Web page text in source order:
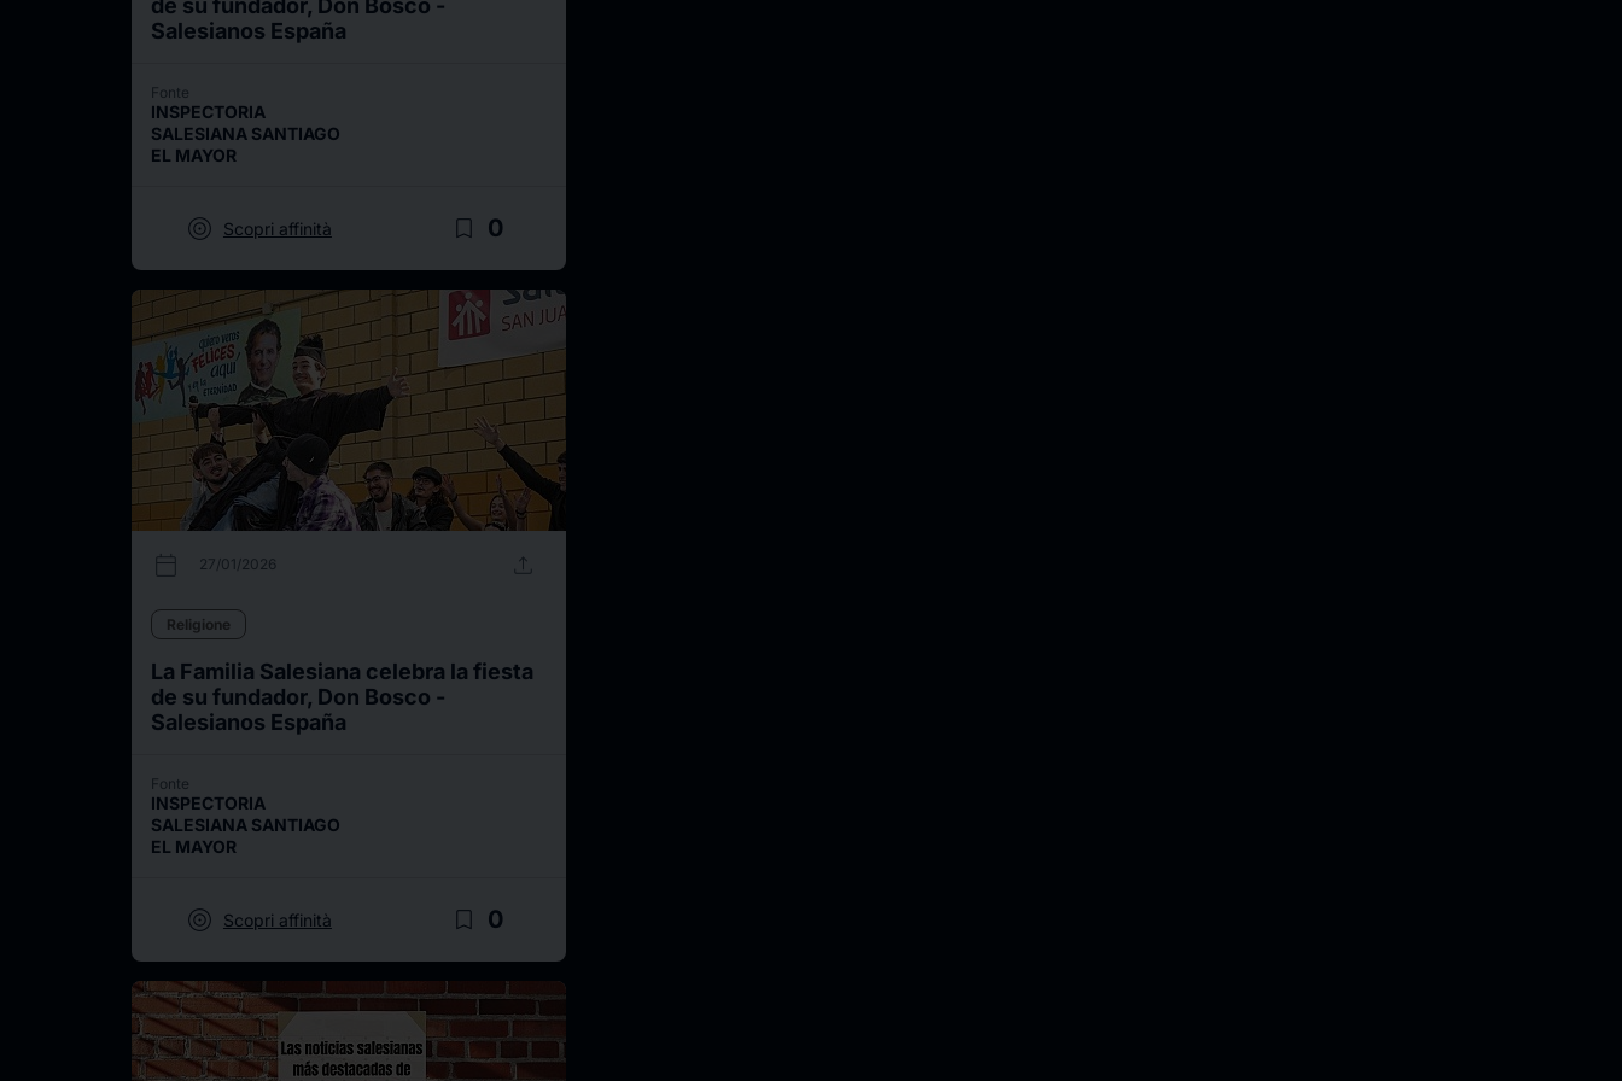
Salesianos España
Fonte
INSPECTORIA
SALESIANA SANTIAGO
EL MAYOR
target Scopri affinità bookmark_border 0
calendar_today 27/01/2026 upload
Religione
La Familia Salesiana celebra la fiesta
de su fundador, Don Bosco -
Salesianos España
Fonte
INSPECTORIA
SALESIANA SANTIAGO
EL MAYOR
target Scopri affinità bookmark_border 0